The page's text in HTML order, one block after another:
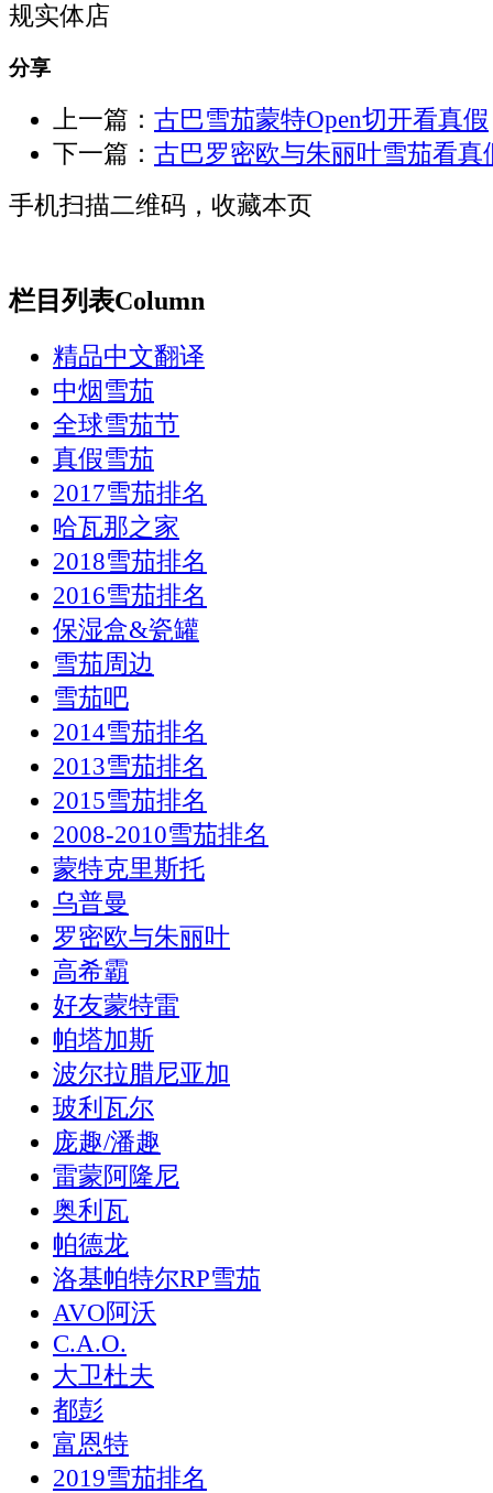
规实体店
分享
上一篇： 古巴雪茄蒙特Open切开看真假
下一篇： 古巴罗密欧与朱丽叶雪茄看真
手机扫描二维码，收藏本页
栏目列表Column
精品中文翻译
中烟雪茄
全球雪茄节
真假雪茄
2017雪茄排名
哈瓦那之家
2018雪茄排名
2016雪茄排名
保湿盒&瓷罐
雪茄周边
雪茄吧
2014雪茄排名
2013雪茄排名
2015雪茄排名
2008-2010雪茄排名
蒙特克里斯托
乌普曼
罗密欧与朱丽叶
高希霸
好友蒙特雷
帕塔加斯
波尔拉腊尼亚加
玻利瓦尔
庞趣/潘趣
雷蒙阿隆尼
奥利瓦
帕德龙
洛基帕特尔RP雪茄
AVO阿沃
C.A.O.
大卫杜夫
都彭
富恩特
2019雪茄排名